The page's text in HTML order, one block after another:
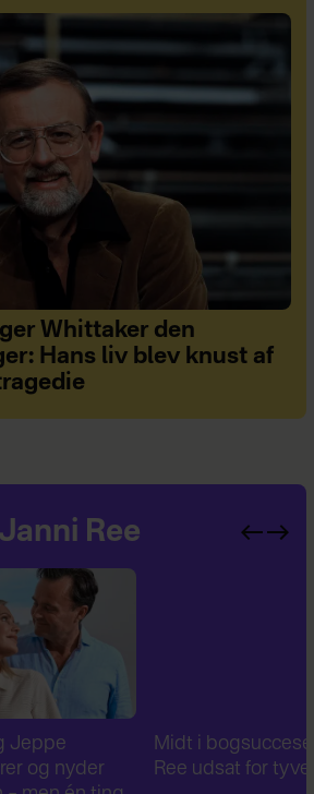
Whittaker den
Hans liv blev knust af
Ree
nyder
Midt i bogsuccesen:
Ree udsat for tyveri